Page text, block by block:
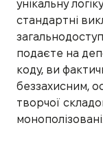
унікальну
стандартні
подаєте на
коду, ви
беззахисним,
творчої
монополізовані.